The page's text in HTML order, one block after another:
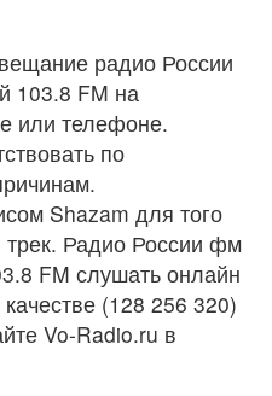
радио России
103.8 FM на
или телефоне.
по
Shazam для того
трек. Радио России фм
FM слушать онлайн
(128 256 320)
Vo-Radio.ru в